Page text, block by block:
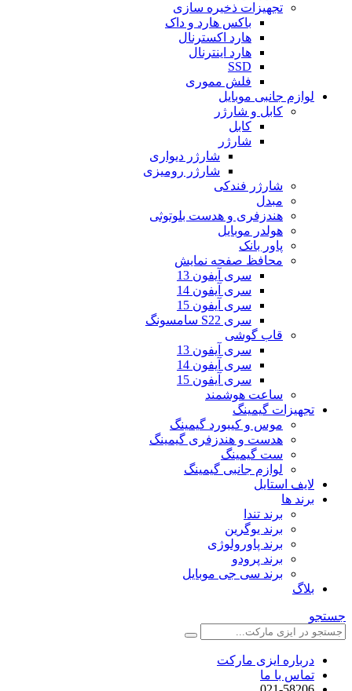
تجهیزات ذخیره سازی
باکس هارد و داک
هارد اکسترنال
هارد اینترنال
SSD
فلش مموری
لوازم جانبی موبایل
کابل و شارژر
کابل
شارژر
شارژر دیواری
شارژر رومیزی
شارژر فندکی
مبدل
هندزفری و هدست بلوتوثی
هولدر موبایل
پاور بانک
محافظ صفحه نمایش
سری آیفون 13
سری آیفون 14
سری آیفون 15
سری S22 سامسونگ
قاب گوشی
سری آیفون 13
سری آیفون 14
سری آیفون 15
ساعت هوشمند
تجهیزات گیمینگ
موس و کیبورد گیمینگ
هدست و هندزفری گیمینگ
ست گیمینگ
لوازم جانبی گیمینگ
لایف استایل
برند ها
برند تندا
برند یوگرین
برند پاورولوژی
برند پرودو
برند سی جی موبایل
بلاگ
جستجو
درباره ایزی مارکت
تماس با ما